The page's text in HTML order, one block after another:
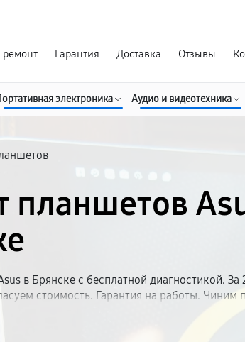
Гарантия Доставка Отзывы
электроника Аудио и видеотехника
планшетов
в Брянске с бесплатной диагностикой.
стоимость. Гарантия на работы.